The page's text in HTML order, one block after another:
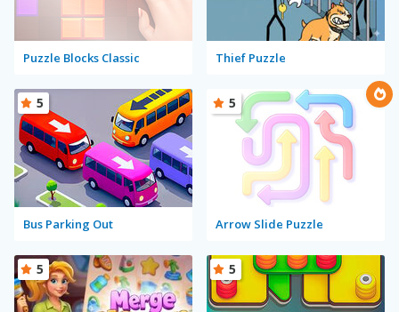
Puzzle Blocks Classic Thief Puzzle
Bus Parking Out
5
Arrow Slide Puzzle
5
5 5